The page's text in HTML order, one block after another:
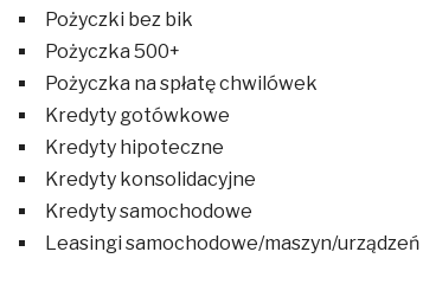
Pożyczki bez bik
Pożyczka 500+
Pożyczka na spłatę chwilówek
Kredyty gotówkowe
Kredyty hipoteczne
Kredyty konsolidacyjne
Kredyty samochodowe
Leasingi samochodowe/maszyn/urządzeń